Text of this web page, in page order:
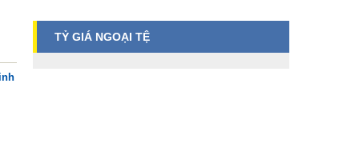
TỶ GIÁ NGOẠI TỆ